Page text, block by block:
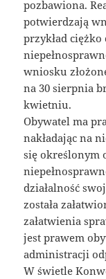
pozbawiona.
potwierdzają
przykład
wniosku
na 30 sierpnia
kwietniu.
Obywatel ma
nakładając na
się określonym
działalność
została
załatwienia
jest prawem
administracji
W świetle